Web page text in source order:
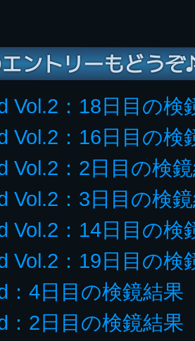
ントリーもどうぞ
Vol.2：18日目の検
Vol.2：16日目の検
Vol.2：2日目の検
Vol.2：3日目の検
Vol.2：14日目の検
Vol.2：19日目の検
：4日目の検鏡結果
：2日目の検鏡結果